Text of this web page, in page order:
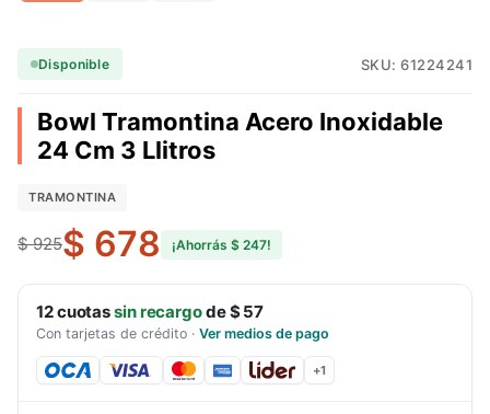
Disponible SKU: 61224241
Bowl Tramontina Acero Inoxidable
24 Cm 3 Llitros
TRAMONTINA
$ 925$ 678 ¡Ahorrás $ 247!
12cuotassin recargode$ 57
Con tarjetas de crédito · Ver medios de pago
+1